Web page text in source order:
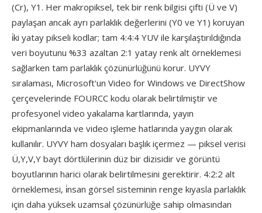
(Cr), Y1. Her makropiksel, tek bir renk bilgisi çifti (Ü ve V)
paylaşan ancak ayrı parlaklık değerlerini (Y0 ve Y1) koruyan
i̇ki yatay pikseli kodlar; tam 4:4:4 YUV ile karşılaştırıldığında
veri boyutunu %33 azaltan 2:1 yatay renk alt örneklemesi
sağlarken tam parlaklık çözünürlüğünü korur. UYVY
sıralaması, Microsoft'un Video for Windows ve DirectShow
çerçevelerinde FOURCC kodu olarak belirtilmiştir ve
profesyonel video yakalama kartlarında, yayın
ekipmanlarında ve video işleme hatlarında yaygın olarak
kullanılır. UYVY ham dosyaları başlık içermez — piksel verisi
Ü,Y,V,Y bayt dörtlülerinin düz bir dizisidir ve görüntü
boyutlarının harici olarak belirtilmesini gerektirir. 4:2:2 alt
örneklemesi, i̇nsan görsel sisteminin renge kıyasla parlaklık
için daha yüksek uzamsal çözünürlüğe sahip olmasından